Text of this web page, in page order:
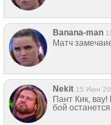
Banana-man
Матч
Nеkit 15 Июн
Пант Кик,
бой